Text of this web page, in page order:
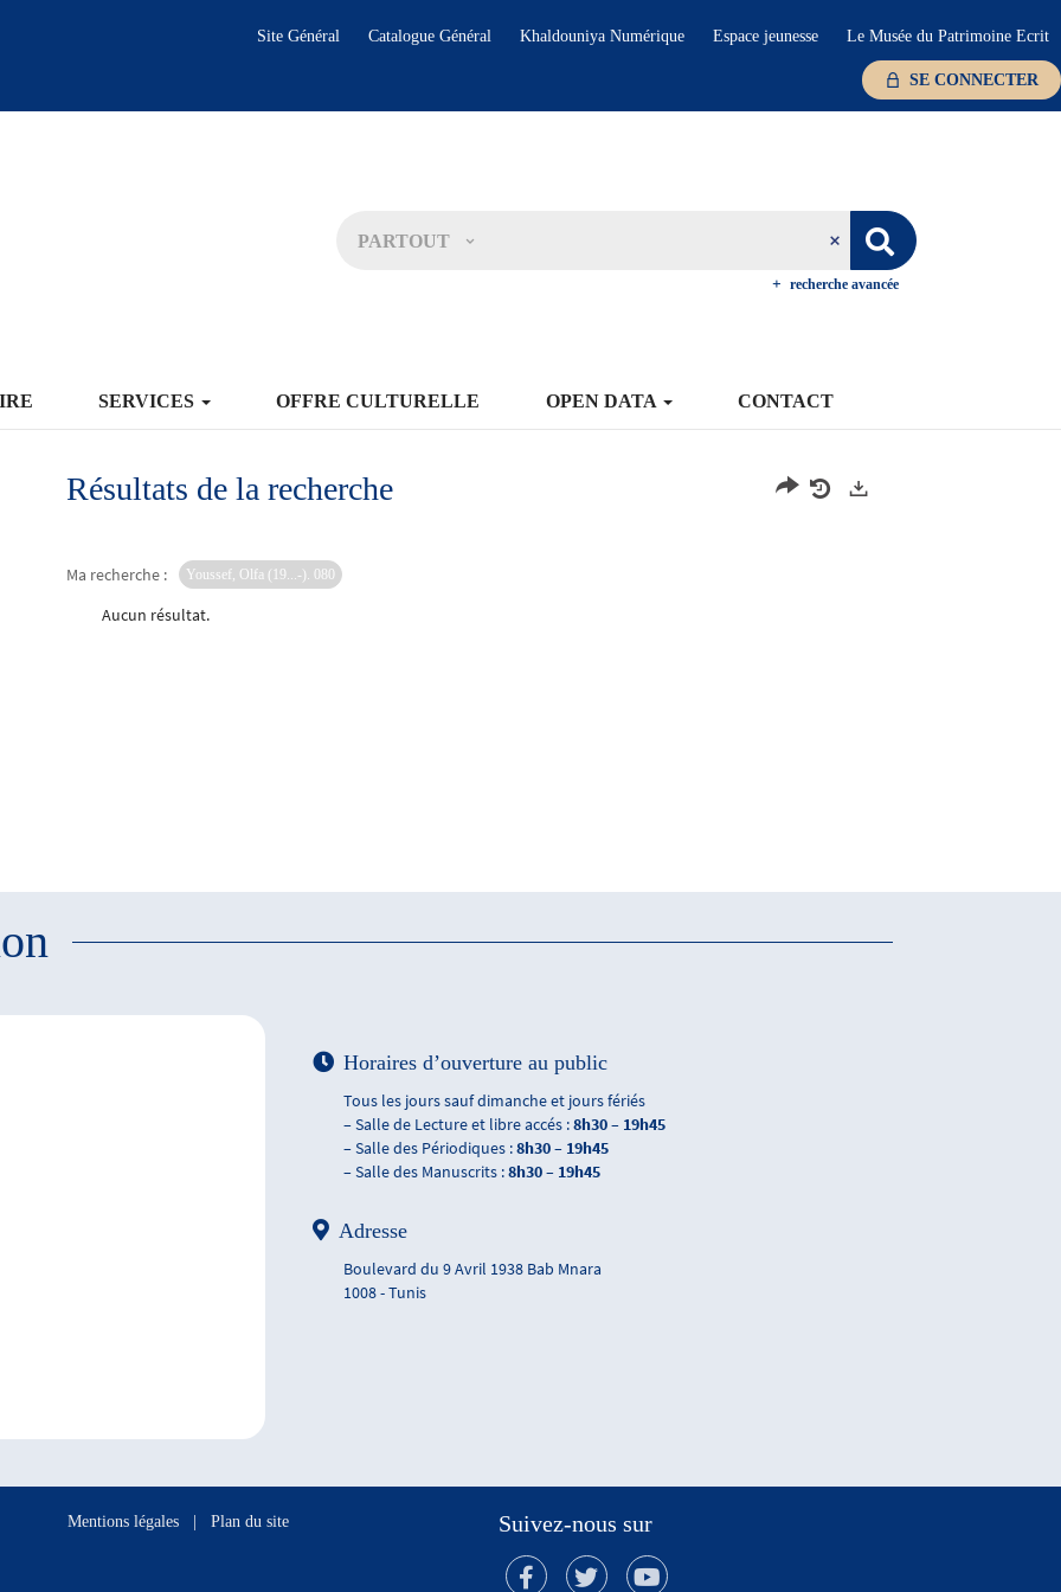
Site Général Catalogue Général Khaldouniya Numérique Espace jeunesse Le Musée du Patrimoine Ecrit
SE CONNECTER
PARTOUT
recherche avancée
SERVICES OFFRE CULTURELLE OPEN DATA CONTACT
Résultats de la recherche
Ma recherche : Youssef, Olfa (19...-). 080
Aucun résultat.
Horaires d’ouverture au public
Tous les jours sauf dimanche et jours fériés
– Salle de Lecture et libre accés :8h30 – 19h45
– Salle des Périodiques :8h30 – 19h45
– Salle des Manuscrits :8h30 – 19h45
Adresse
Boulevard du 9 Avril 1938 Bab Mnara
1008 - Tunis
Mentions légales Plan du site Suivez-nous sur